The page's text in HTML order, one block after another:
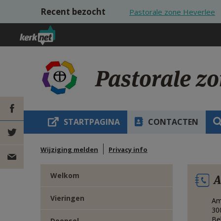
Overslaan en naar de inhoud gaan
Recent bezocht Pastorale zone Heverlee
Pastorale
STARTPAGINA CONTACTEN
Wijziging melden Privacy info
DEEL OP
FACEBOOK
DEEL OP
Welkom
Vieringen